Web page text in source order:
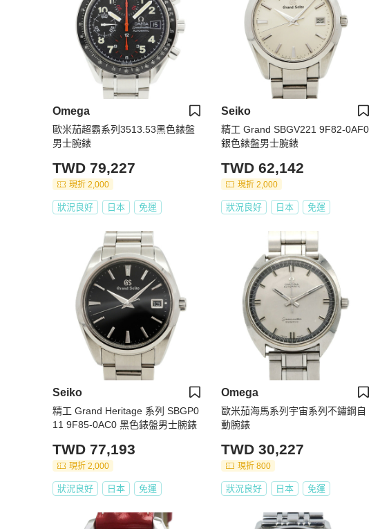
Omega
歐米茄超霸系列3513.53黑色錶盤
男士腕錶
TWD 79,227
現折 2,000
狀況良好 日本 免運
Seiko
精工 Grand SBGV221 9F82-0AF0
銀色錶盤男士腕錶
TWD 62,142
現折 2,000
狀況良好 日本 免運
Seiko
精工 Grand Heritage 系列 SBGP0
11 9F85-0AC0 黑色錶盤男士腕錶
TWD 77,193
現折 2,000
狀況良好 日本 免運
Omega
歐米茄海馬系列宇宙系列不鏽鋼自
動腕錶
TWD 30,227
現折 800
狀況良好 日本 免運